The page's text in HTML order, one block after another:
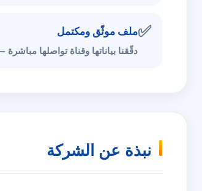
✅ملف موثّق ومكتمل
دقّقنا بياناتها وقناة تواصلها
نبذة عن الشركة